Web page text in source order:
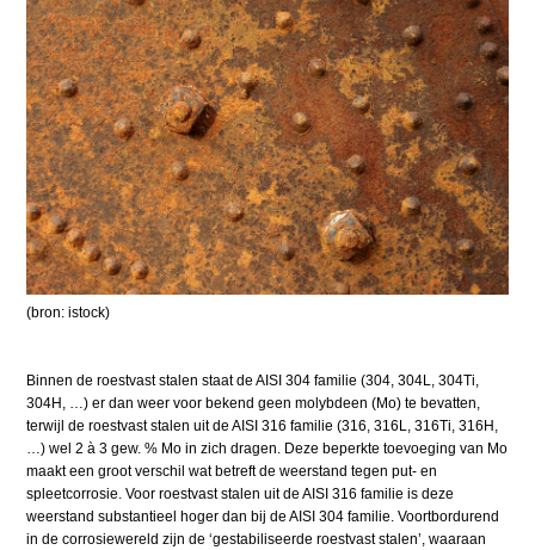
(bron: istock)
Binnen de roestvast stalen staat de AISI 304 familie (304, 304L, 304Ti,
304H, …) er dan weer voor bekend geen molybdeen (Mo) te bevatten,
terwijl de roestvast stalen uit de AISI 316 familie (316, 316L, 316Ti, 316H,
…) wel 2 à 3 gew. % Mo in zich dragen. Deze beperkte toevoeging van Mo
maakt een groot verschil wat betreft de weerstand tegen put- en
spleetcorrosie. Voor roestvast stalen uit de AISI 316 familie is deze
weerstand substantieel hoger dan bij de AISI 304 familie. Voortbordurend
in de corrosiewereld zijn de ‘gestabiliseerde roestvast stalen’, waaraan